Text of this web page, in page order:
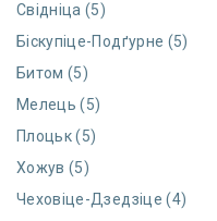
Свідніца (5)
Біскупіце-Подґурне (5)
Битом (5)
Мелець (5)
Плоцьк (5)
Хожув (5)
Чеховіце-Дзедзіце (4)